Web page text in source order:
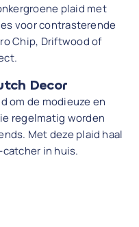
plaid met
voor contrasterende
Chip, Driftwood of
Decor
om de modieuze en
regelmatig worden
Met deze plaid haal
in huis.